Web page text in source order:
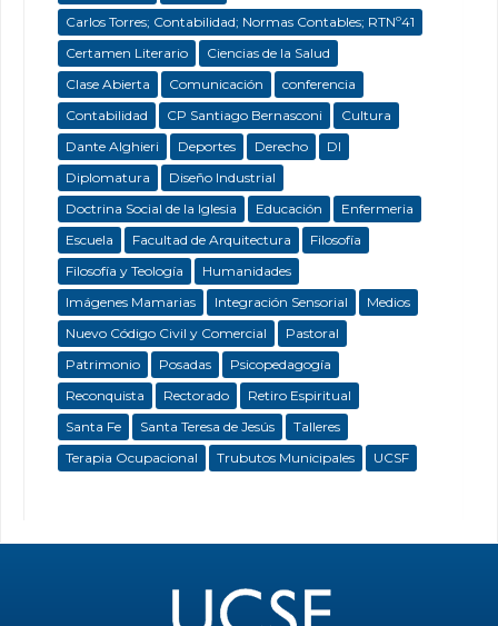
Carlos Torres; Contabilidad; Normas Contables; RTNº41
Certamen Literario
Ciencias de la Salud
Clase Abierta
Comunicación
conferencia
Contabilidad
CP Santiago Bernasconi
Cultura
Dante Alghieri
Deportes Derecho
DI
Diplomatura
Diseño Industrial
Doctrina Social de la Iglesia
Educación
Enfermeria
Escuela
Facultad de Arquitectura
Filosofía
Filosofía y Teología
Humanidades
Imágenes Mamarias
Integración Sensorial
Medios
Nuevo Código Civil y Comercial
Pastoral
Patrimonio
Posadas
Psicopedagogía
Reconquista
Rectorado
Retiro Espiritual
Santa Fe
Santa Teresa de Jesús
Talleres
Terapia Ocupacional
Trubutos Municipales UCSF